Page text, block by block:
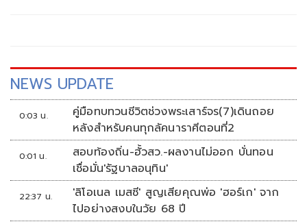
NEWS UPDATE
0:03 น.
คู่มือทบทวนชีวิตช่วงพระเสาร์จร(7)เดินถอย
หลังสำหรับคนทุกลัคนาราศีตอนที่2
0:01 น.
สอบท้องถิ่น-ฮั้วสว.-ผลงานไม่ออก บั่นทอน
เชื่อมั่น'รัฐบาลอนุทิน'
22:37 น.
'ลิโอเนล เมสซี' สูญเสียคุณพ่อ 'ฮอร์เก' จาก
ไปอย่างสงบในวัย 68 ปี